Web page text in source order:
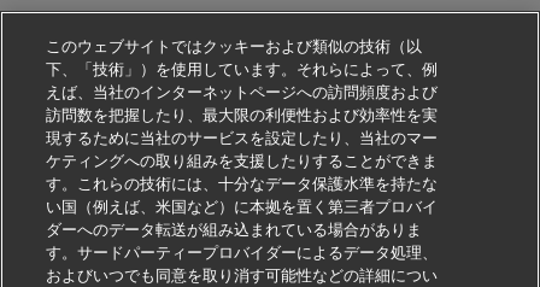
このウェブサイトではクッキーおよび類似の技術（以
下、「技術」）を使用しています。それらによって、例
えば、当社のインターネットページへの訪問頻度および
訪問数を把握したり、最大限の利便性および効率性を実
現するために当社のサービスを設定したり、当社のマー
ケティングへの取り組みを支援したりすることができま
す。これらの技術には、十分なデータ保護水準を持たな
い国（例えば、米国など）に本拠を置く第三者プロバイ
ダーへのデータ転送が組み込まれている場合がありま
す。サードパーティープロバイダーによるデータ処理、
およびいつでも同意を取り消す可能性などの詳細につい